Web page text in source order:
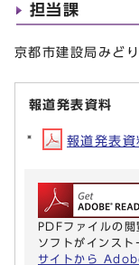
担当課
京都市建設局みど
報道発表資料
報道発表
PDFファイルの
ソフトがインスト
サイトから